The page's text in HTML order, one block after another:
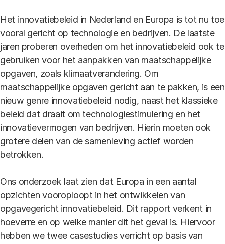
Het innovatiebeleid in Nederland en Europa is tot nu toe
vooral gericht op technologie en bedrijven. De laatste
jaren proberen overheden om het innovatiebeleid ook te
gebruiken voor het aanpakken van maatschappelijke
opgaven, zoals klimaatverandering. Om
maatschappelijke opgaven gericht aan te pakken, is een
nieuw genre innovatiebeleid nodig, naast het klassieke
beleid dat draait om technologiestimulering en het
innovatievermogen van bedrijven. Hierin moeten ook
grotere delen van de samenleving actief worden
betrokken.
Ons onderzoek laat zien dat Europa in een aantal
opzichten vooroploopt in het ontwikkelen van
opgavegericht innovatiebeleid. Dit rapport verkent in
hoeverre en op welke manier dit het geval is. Hiervoor
hebben we twee casestudies verricht op basis van